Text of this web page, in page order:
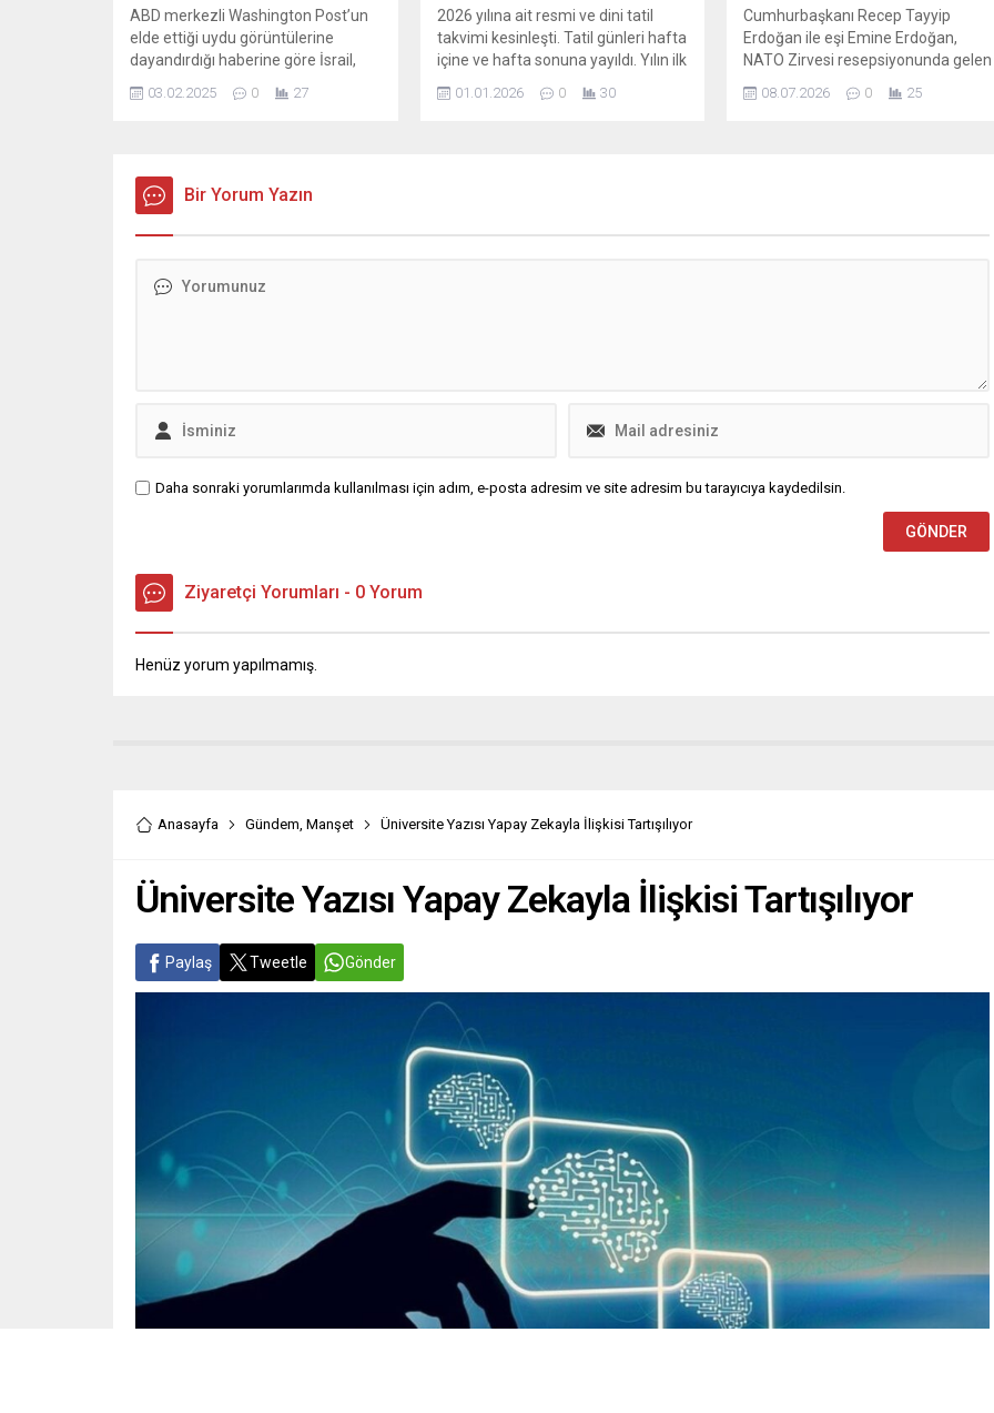
ABD merkezli Washington Post’un
elde ettiği uydu görüntülerine
dayandırdığı haberine göre İsrail,
işgal altındaki Golan Tepeleri'nde iki
yeni askeri üs inşa ediyor. Uzmanlar,
artan askeri hareketlilik nedeniyle
endişeli.
03.02.2025 0 27
2026 yılına ait resmi ve dini tatil
takvimi kesinleşti. Tatil günleri hafta
içine ve hafta sonuna yayıldı. Yılın ilk
resmi tatili ise, bugün oldu.
01.01.2026 0 30
Cumhurbaşkanı Recep Tayyip
Erdoğan ile eşi Emine Erdoğan,
NATO Zirvesi resepsiyonunda gelen
konukları karşıladı. Liderler ve eşleri
salona yürürken mehter marşlarının
Ceddin Deden çaldı. Törenin
08.07.2026 0 25
Bir Yorum Yazın
Daha sonraki yorumlarımda kullanılması için adım, e-posta adresim ve site adresim bu tarayıcıya kaydedilsin.
Ziyaretçi Yorumları - 0 Yorum
Henüz yorum yapılmamış.
Anasayfa Gündem, Manşet Üniversite Yazısı Yapay Zekayla İlişkisi Tartışılıyor
Üniversite Yazısı Yapay Zekayla İlişkisi Tartışılıyor
Paylaş Tweetle Gönder